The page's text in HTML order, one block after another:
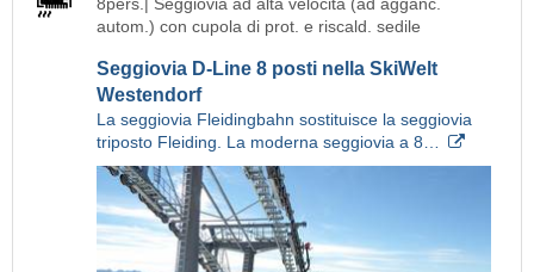
8pers.| Seggiovia ad alta velocità (ad agganc.
autom.) con cupola di prot. e riscald. sedile
Seggiovia D-Line 8 posti nella SkiWelt
Westendorf
La seggiovia Fleidingbahn sostituisce la seggiovia
triposto Fleiding. La moderna seggiovia a 8…